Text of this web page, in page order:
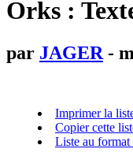
Orks :
par JAGER -
Imprimer la
Copier cette
Liste au format